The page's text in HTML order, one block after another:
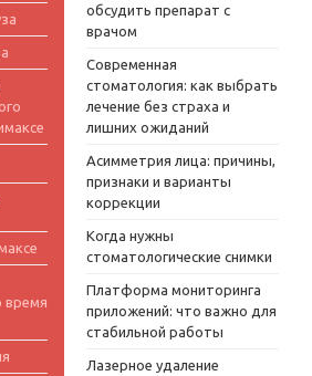
время
обсудить препарат с
врачом
Современная
стоматология: как выбрать
лечение без страха и
лишних ожиданий
Асимметрия лица: причины,
признаки и варианты
коррекции
Когда нужны
стоматологические снимки
Платформа мониторинга
приложений: что важно для
стабильной работы
Лазерное удаление